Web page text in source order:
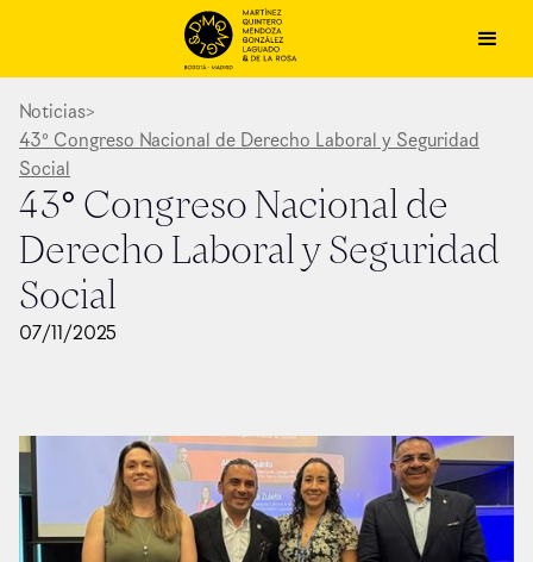
Noticias>
43° Congreso Nacional de Derecho Laboral y Seguridad
Social
43° Congreso Nacional de
Derecho Laboral y Seguridad
Social
07/11/2025